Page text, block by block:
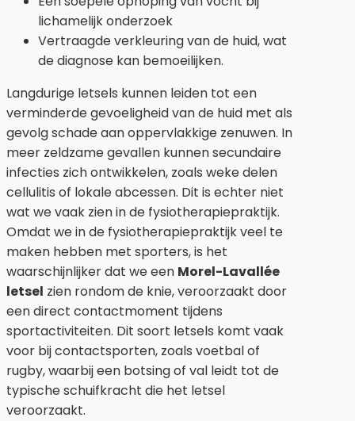
lichamelijk onderzoek
Vertraagde verkleuring van de huid, wat
de diagnose kan bemoeilijken.
Langdurige letsels kunnen leiden tot een
verminderde gevoeligheid van de huid met als
gevolg schade aan oppervlakkige zenuwen. In
meer zeldzame gevallen kunnen secundaire
infecties zich ontwikkelen, zoals weke delen
cellulitis of lokale abcessen. Dit is echter niet
wat we vaak zien in de fysiotherapiepraktijk.
Omdat we in de fysiotherapiepraktijk veel te
maken hebben met sporters, is het
waarschijnlijker dat we een Morel-Lavallée
letsel zien rondom de knie, veroorzaakt door
een direct contactmoment tijdens
sportactiviteiten. Dit soort letsels komt vaak
voor bij contactsporten, zoals voetbal of
rugby, waarbij een botsing of val leidt tot de
typische schuifkracht die het letsel
veroorzaakt.